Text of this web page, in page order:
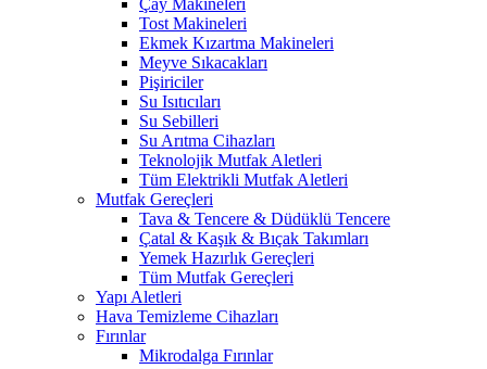
Çay Makineleri
Tost Makineleri
Ekmek Kızartma Makineleri
Meyve Sıkacakları
Pişiriciler
Su Isıtıcıları
Su Sebilleri
Su Arıtma Cihazları
Teknolojik Mutfak Aletleri
Tüm Elektrikli Mutfak Aletleri
Mutfak Gereçleri
Tava & Tencere & Düdüklü Tencere
Çatal & Kaşık & Bıçak Takımları
Yemek Hazırlık Gereçleri
Tüm Mutfak Gereçleri
Yapı Aletleri
Hava Temizleme Cihazları
Fırınlar
Mikrodalga Fırınlar